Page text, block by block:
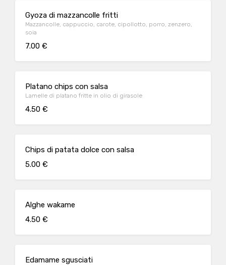
Gyoza di mazzancolle fritti
Mazzancolle, cappuccio, carote, cipollotto, porro, zenzero,
soia
7.00 €
Platano chips con salsa
Lamelle di platano fritte in olio di girasole
4.50 €
Chips di patata dolce con salsa
5.00 €
Alghe wakame
4.50 €
Edamame sgusciati